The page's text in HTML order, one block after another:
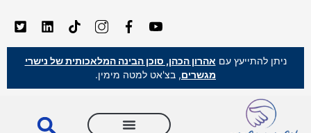
ניתן להתייעץ עם אהרון הכהן, סוכן הבינה המלאכותית של נישרי
מגשרים, בצ'אט למטה מימין.